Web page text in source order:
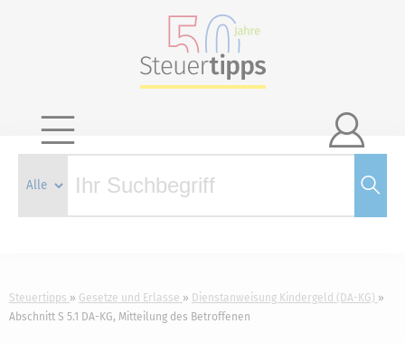

Steuertipps Gesetze und Erlasse
Dienstanweisung Kindergeld (DA-KG)
Abschnitt S 5.1 DA-KG, Mitteilung des Betroffenen